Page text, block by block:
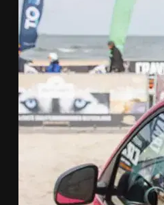
COFFEE
bei
Baltic
Lights
2024